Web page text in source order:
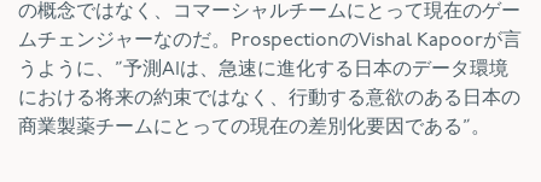
の概念ではなく、コマーシャルチームにとって現在のゲー
ムチェンジャーなのだ。ProspectionのVishal Kapoorが言
うように、”予測AIは、急速に進化する日本のデータ環境
における将来の約束ではなく、行動する意欲のある日本の
商業製薬チームにとっての現在の差別化要因である”。